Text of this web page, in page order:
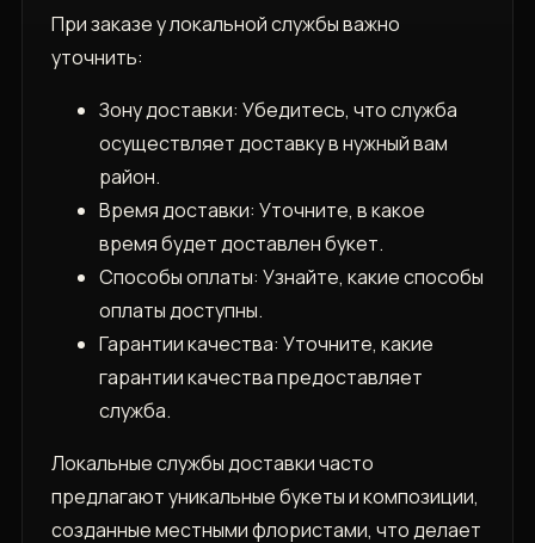
При заказе у локальной службы важно
уточнить:
Зону доставки: Убедитесь, что служба
осуществляет доставку в нужный вам
район.
Время доставки: Уточните, в какое
время будет доставлен букет.
Способы оплаты: Узнайте, какие способы
оплаты доступны.
Гарантии качества: Уточните, какие
гарантии качества предоставляет
служба.
Локальные службы доставки часто
предлагают уникальные букеты и композиции,
созданные местными флористами, что делает